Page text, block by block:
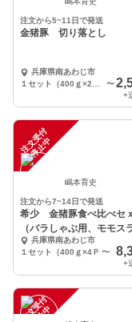
注文から5~11日で発送
金猪豚 切り落とし
兵庫県南あわじ市
〜
+
注
文
受
付
停
止
中
嶋本育史
注文から7~14日で発送
希少 金猪豚食べ比べセ
（バラしゃぶ用、モモス
切落し、ミンチ）
兵庫県南あわじ市
１セット（400ｇ×4Ｐ 〜
+
注
文
受
付
停
止
中